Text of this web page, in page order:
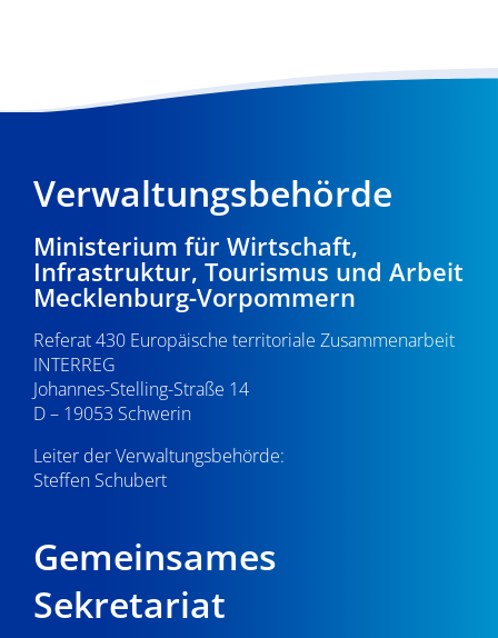
Verwaltungsbehörde
Ministerium für Wirtschaft,
Infrastruktur, Tourismus und Arbeit
Mecklenburg-Vorpommern
Referat 430 Europäische territoriale Zusammenarbeit
INTERREG
Johannes-Stelling-Straße 14
D – 19053 Schwerin
Leiter der Verwaltungsbehörde:
Steffen Schubert
Gemeinsames
Sekretariat